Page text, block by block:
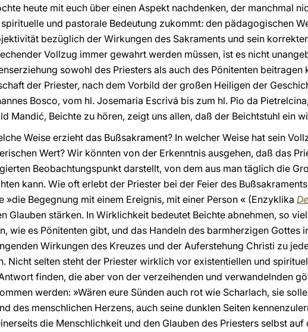
heute mit euch über einen Aspekt nachdenken, der manchmal
und pastorale Bedeutung zukommt: den pädagogischen
bezüglich der Wirkungen des Sakraments und sein
Vollzug immer gewahrt werden müssen, ist es nicht
sowohl des Priesters als auch des Pönitenten
der Priester, nach dem Vorbild der großen Heiligen der
Bosco, vom hl. Josemaria Escrivá bis zum hl. Pio da
Mandić, Beichte zu hören, zeigt uns allen, daß der Beichtstuhl ein
Weise erzieht das Bußsakrament? In welcher Weise hat sein
Wert? Wir könnten von der Erkenntnis ausgehen, daß das
Beobachtungspunkt darstellt, von dem aus man täglich die
kann. Wie oft erlebt der Priester bei der Feier des
»die Begegnung mit einem Ereignis, mit einer Person « (Enzyklika
Glauben stärken. In Wirklichkeit bedeutet Beichte abnehmen, so
wie es Pönitenten gibt, und das Handeln des barmherzigen Gottes
Wirkungen des Kreuzes und der Auferstehung Christi zu
Nicht selten steht der Priester wirklich vor existentiellen und
finden, die aber von der verzeihenden und verwandelnden
werden: »Wären eure Sünden auch rot wie Scharlach, sie
des menschlichen Herzens, auch seine dunklen Seiten
die Menschlichkeit und den Glauben des Priesters selbst